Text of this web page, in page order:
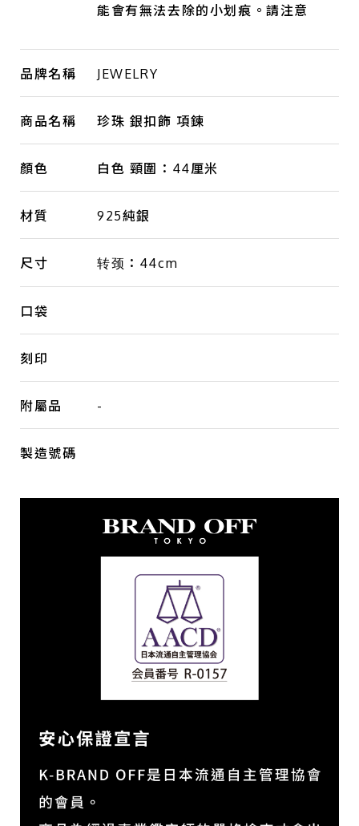
能會有無法去除的小划痕。請注意
品牌名稱 JEWELRY
商品名稱 珍珠 銀扣飾 項鍊
顏色 白色 頸圍：44厘米
材質 925純銀
尺寸 转颈：44cm
口袋
刻印
附屬品 -
製造號碼